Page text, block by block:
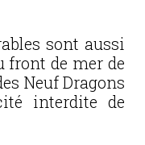
sont aussi
front de mer de
Neuf Dragons
interdite de